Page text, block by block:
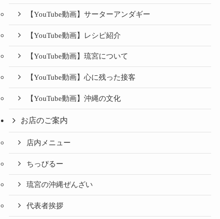
【YouTube動画】サーターアンダギー
【YouTube動画】レシピ紹介
【YouTube動画】琉宮について
【YouTube動画】心に残った接客
【YouTube動画】沖縄の文化
お店のご案内
店内メニュー
ちっぴるー
琉宮の沖縄ぜんざい
代表者挨拶